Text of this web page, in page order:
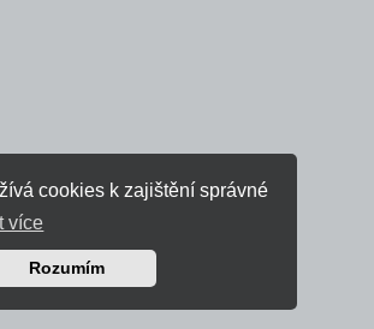
cookies k zajištění správné
více
Rozumím